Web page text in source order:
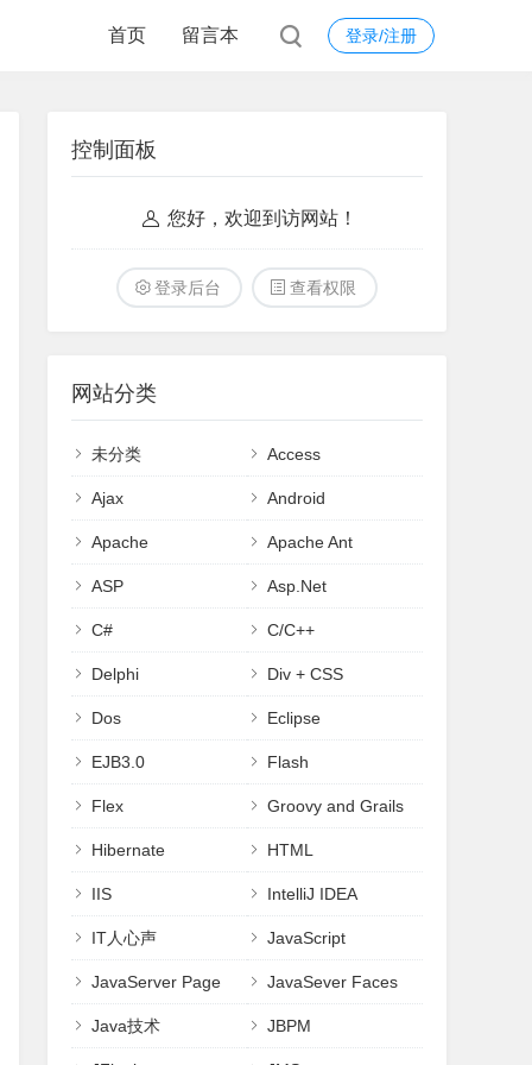
登录/注册
首页 留言本
控制面板
您好，欢迎到访网站！
登录后台 查看权限
网站分类
未分类 Access
Ajax Android
Apache Apache Ant
ASP Asp.Net
C# C/C++
Delphi Div + CSS
Dos Eclipse
EJB3.0 Flash
Flex Groovy and Grails
Hibernate HTML
IIS IntelliJ IDEA
IT人心声 JavaScript
JavaServer Page JavaSever Faces
Java技术 JBPM